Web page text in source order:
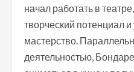
начал работать в
творческий потенциал и
мастерство.
деятельностью,